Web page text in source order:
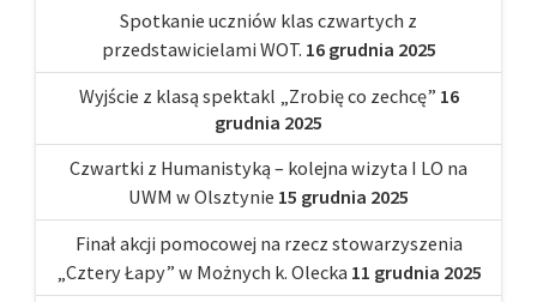
Spotkanie uczniów klas czwartych z
przedstawicielami WOT. 16 grudnia 2025
Wyjście z klasą spektakl „Zrobię co zechcę” 16
grudnia 2025
Czwartki z Humanistyką – kolejna wizyta I LO na
UWM w Olsztynie 15 grudnia 2025
Finał akcji pomocowej na rzecz stowarzyszenia
„Cztery Łapy” w Możnych k. Olecka 11 grudnia 2025